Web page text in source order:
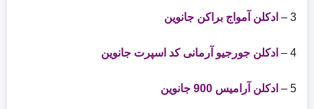
3 – ادکلن آمواج براکن جانوین
4 – ادکلن جورجیو آرمانی کد اسپرت جانوین
5 – ادکلن آرامیس 900 جانوین